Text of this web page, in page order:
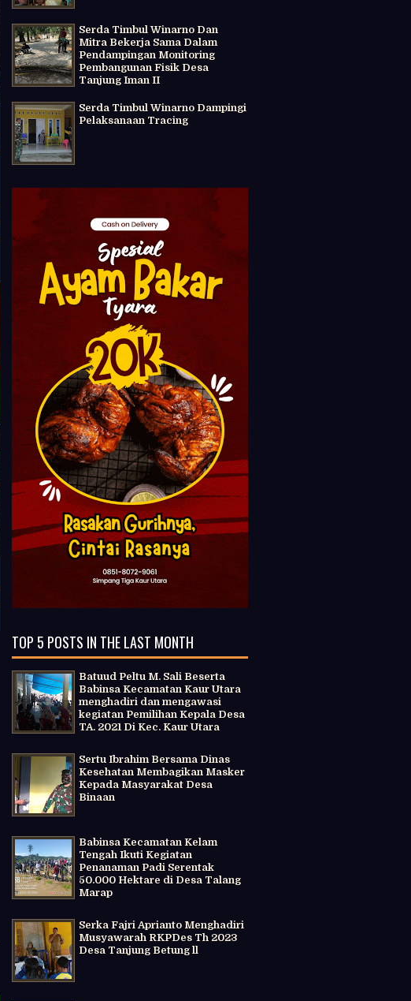
Serda Timbul Winarno Dan
Mitra Bekerja Sama Dalam
Pendampingan Monitoring
Pembangunan Fisik Desa
Tanjung Iman II
Serda Timbul Winarno Dampingi
Pelaksanaan Tracing
TOP 5 POSTS IN THE LAST MONTH
Batuud Peltu M. Sali Beserta
Babinsa Kecamatan Kaur Utara
menghadiri dan mengawasi
kegiatan Pemilihan Kepala Desa
TA. 2021 Di Kec. Kaur Utara
Sertu Ibrahim Bersama Dinas
Kesehatan Membagikan Masker
Kepada Masyarakat Desa
Binaan
Babinsa Kecamatan Kelam
Tengah Ikuti Kegiatan
Penanaman Padi Serentak
50.000 Hektare di Desa Talang
Marap
Serka Fajri Aprianto Menghadiri
Musyawarah RKPDes Th 2023
Desa Tanjung Betung ll